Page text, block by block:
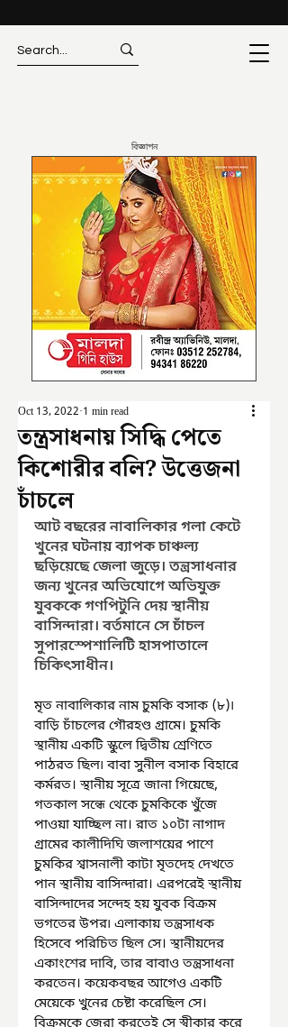
বিজ্ঞাপন
তন্ত্রসাধনায় সিদ্ধি পেতে
কিশোরীর বলি? উত্তেজনা
চাঁচলে
Oct 13, 2022 1 min read
আট বছরের নাবালিকার গলা কেটে
খুনের ঘটনায় ব্যাপক চাঞ্চল্য
ছড়িয়েছে জেলা জুড়ে। তন্ত্রসাধনার
জন্য খুনের অভিযোগে অভিযুক্ত
যুবককে গণপিটুনি দেয় স্থানীয়
বাসিন্দারা। বর্তমানে সে চাঁচল
সুপারস্পেশালিটি হাসপাতালে
চিকিৎসাধীন।
মৃত নাবালিকার নাম চুমকি বসাক (৮)৷
বাড়ি চাঁচলের গৌরহণ্ড গ্রামে। চুমকি
স্থানীয় একটি স্কুলে দ্বিতীয় শ্রেণিতে
পাঠরত ছিল৷ বাবা সুনীল বসাক বিহারে
কর্মরত। স্থানীয় সূত্রে জানা গিয়েছে,
গতকাল সন্ধে থেকে চুমকিকে খুঁজে
পাওয়া যাচ্ছিল না। রাত ১০টা নাগাদ
গ্রামের কালীদিঘি জলাশয়ের পাশে
চুমকির শ্বাসনালী কাটা মৃতদেহ দেখতে
পান স্থানীয় বাসিন্দারা। এরপরেই স্থানীয়
বাসিন্দাদের সন্দেহ হয় যুবক বিক্রম
ভগতের উপর৷ এলাকায় তন্ত্রসাধক
হিসেবে পরিচিত ছিল সে। স্থানীয়দের
একাংশের দাবি, তার বাবাও তন্ত্রসাধনা
করতেন। কয়েকবছর আগেও একটি
মেয়েকে খুনের চেষ্টা করেছিল সে।
বিক্রমকে জেরা করতেই সে স্বীকার করে